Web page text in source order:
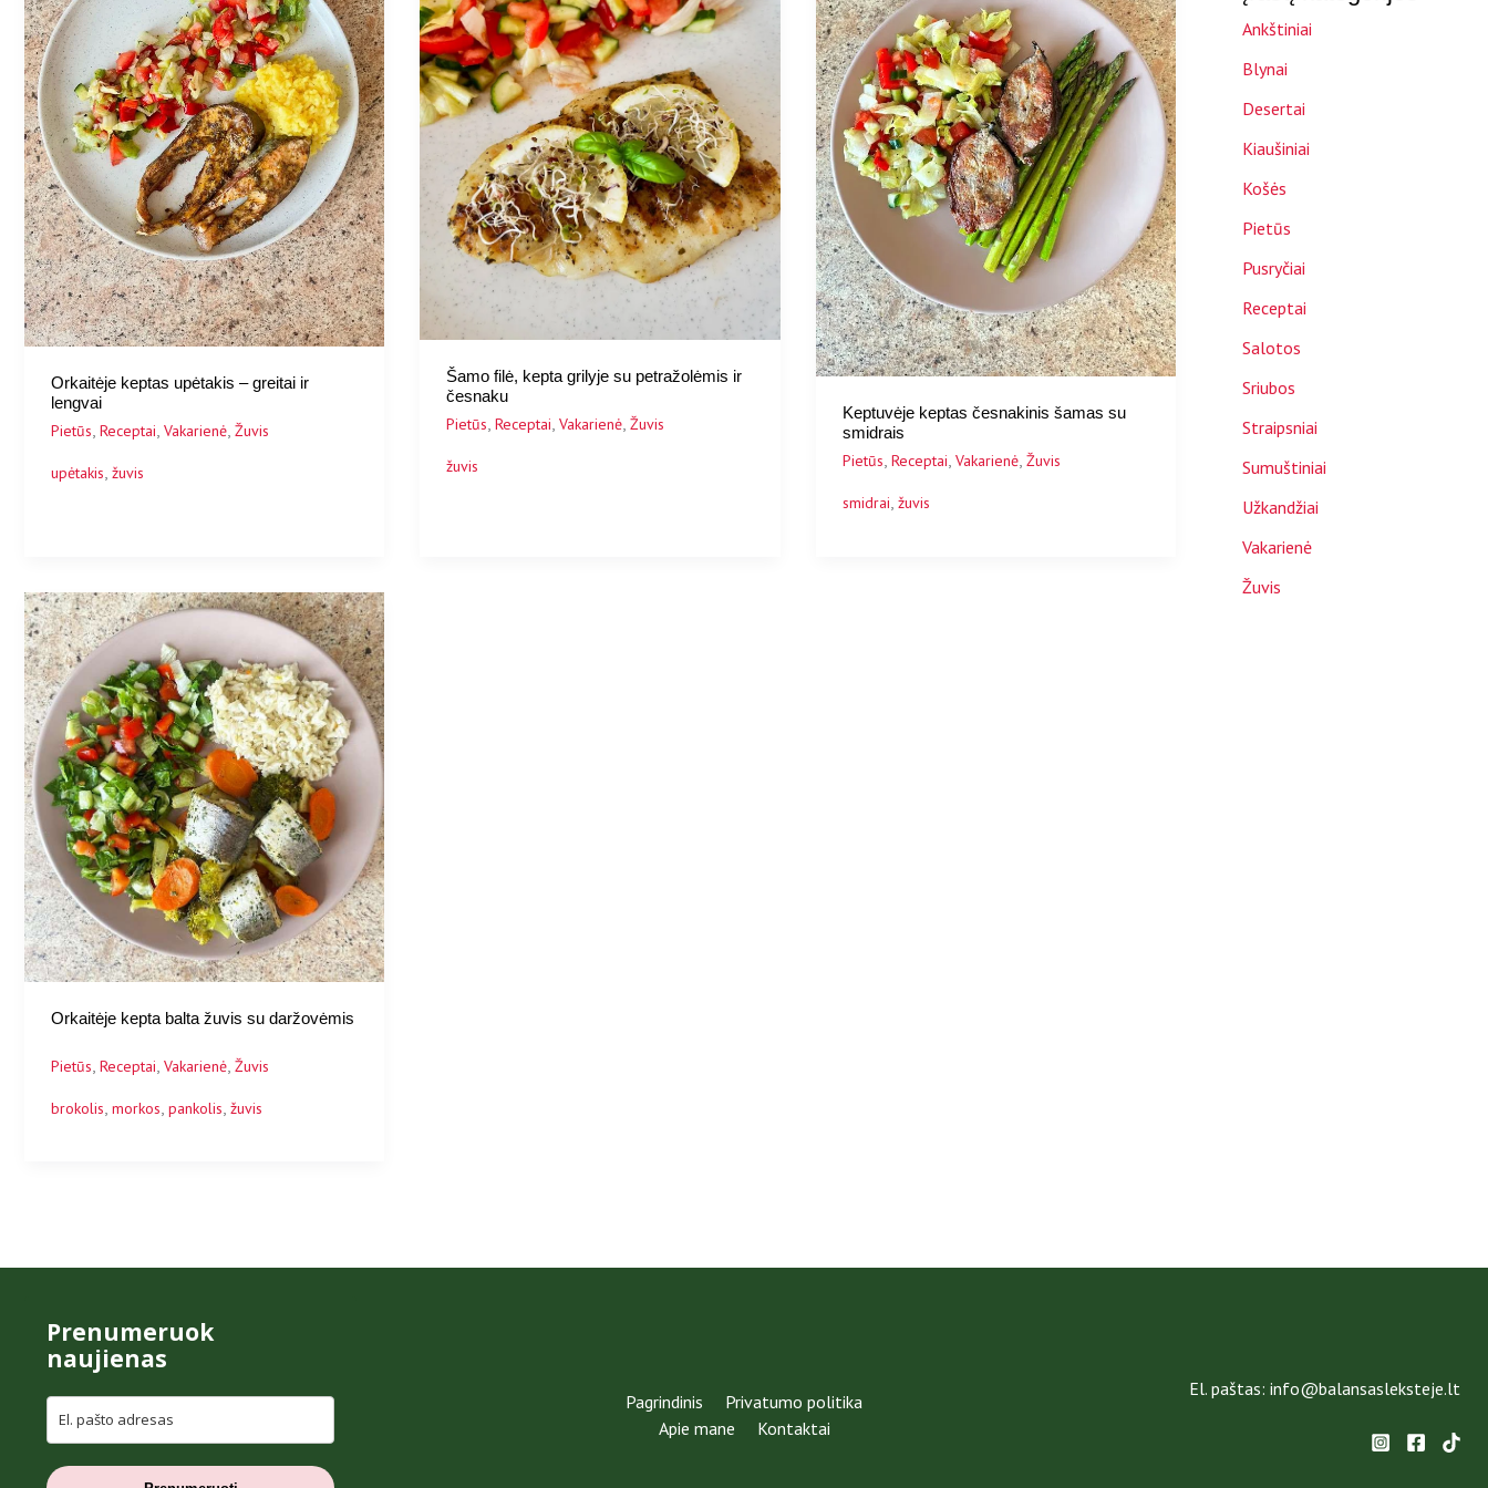
Orkaitėje keptas upėtakis – greitai ir
lengvai
Pietūs Receptai Vakarienė Žuvis
upėtakis žuvis
Šamo filė, kepta grilyje su petražolėmis ir
česnaku
Pietūs,Receptai,Vakarienė,Žuvis
žuvis
Keptuvėje keptas česnakinis šamas su
smidrais
Pietūs, Receptai, Vakarienė, Žuvis
smidrai žuvis
Orkaitėje kepta balta žuvis su daržovėmis
Pietūs Receptai Vakarienė Žuvis
brokolis morkos pankolis žuvis
Ankštiniai
Blynai
Desertai
Kiaušiniai
Košės
Pietūs
Pusryčiai
Receptai
Salotos
Sriubos
Straipsniai
Sumuštiniai
Užkandžiai
Vakarienė
Žuvis
Prenumeruok
naujienas
Pagrindinis
Privatumo politika
Apie mane
Kontaktai
El. paštas: info@balansasleksteje.lt